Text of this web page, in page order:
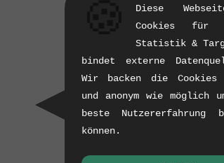
Diese
Cookies für
Statistik &
bindet externe
Wir backen die
und anonym wie möglich
beste Nutzererfahrung
können.